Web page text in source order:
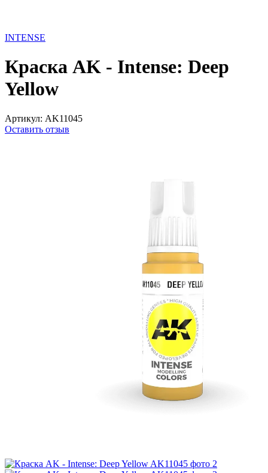
INTENSE
Краска AK - Intense: Deep
Yellow
Артикул: AK11045
Оставить отзыв